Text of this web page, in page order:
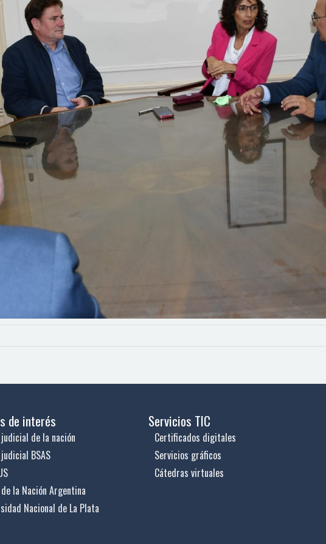
de interés
de la nación
BSAS
la Nación Argentina
Nacional de La Plata
Servicios TIC
Certificados digitales
Servicios gráficos
Cátedras virtuales